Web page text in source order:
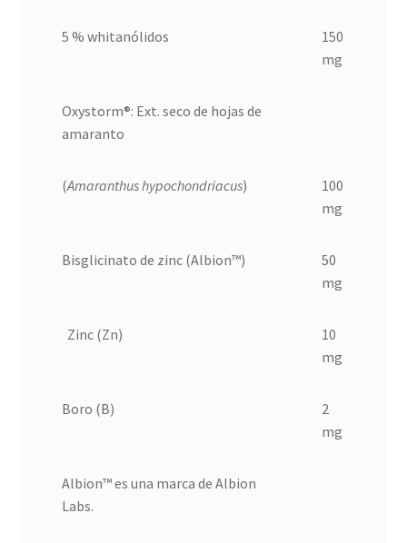
5 % whitanólidos
150
mg
Oxystorm®: Ext. seco de hojas de
amaranto
(Amaranthus hypochondriacus)
100
mg
Bisglicinato de zinc (Albion™)
50
mg
Zinc (Zn)
10
mg
Boro (B)
2
mg
Albion™ es una marca de Albion
Labs.